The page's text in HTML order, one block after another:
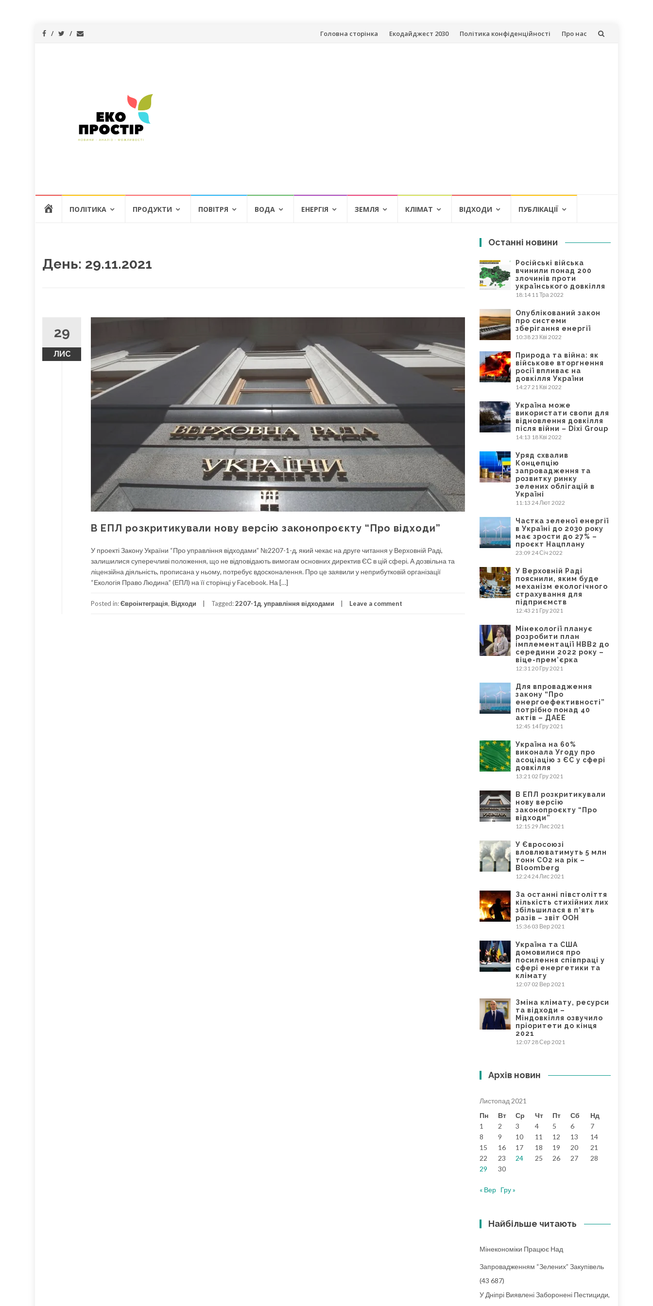
Skip
Головна сторінка Екодайджест 2030 Політика конфіденційності Про нас
А
ПОЛІТИКА ПРОДУКТИ ПОВІТРЯ ВОДА ЕНЕРГІЯ ЗЕМЛЯ КЛІМАТ ВІДХОДИ ПУБЛІКАЦІЇ
День: 29.11.2021
29
ЛИС
В ЕПЛ розкритикували нову версію законопроєкту “Про відходи”
У проекті Закону України “Про управління відходами” №2207-1-д, який чекає на друге читання у Верховній Раді,
залишилися суперечливі положення, що не відповідають вимогам основних директив ЄС в цій сфері. А дозвільна та
ліцензійна діяльність, прописана у ньому, потребує вдосконалення. Про це заявили у неприбутковій організації
“Екологія Право Людина” (ЕПЛ) на її сторінці у Facebook. На […]
Posted in:Євроінтеграція, Відходи Tagged:2207-1д, управління відходами Leave a comment
Останні новини
Російські війська
вчинили понад 200
злочинів проти
українського довкілля
18:14 11 Тра 2022
Опублікований закон
про системи
зберігання енергії
10:3823 Кві 2022
Природа та війна: як
військове вторгнення
росії впливає на
довкілля України
14:2721 Кві 2022
Україна може
використати свопи для
відновлення довкілля
після війни – Dixi Group
14:13 18 Кві 2022
Уряд схвалив
Концепцію
запровадження та
розвитку ринку
зелених облігацій в
Україні
11:13 24 Лют 2022
Частка зеленої енергії
в Україні до 2030 року
має зрости до 27% –
проєкт Нацплану
23:09 24 Січ 2022
У Верховній Раді
пояснили, яким буде
механізм екологічного
страхування для
підприємств
12:43 21 Гру 2021
Мінекології планує
розробити план
імплементації НВВ2 до
середини 2022 року –
віце-прем’єрка
12:3120 Гру 2021
Для впровадження
закону “Про
енергоефективності”
потрібно понад 40
актів – ДАЕЕ
12:45 14 Гру 2021
Україна на 60%
виконала Угоду про
асоціацію з ЄС у сфері
довкілля
13:21 02 Гру 2021
В ЕПЛ розкритикували
нову версію
законопроєкту “Про
відходи”
12:15 29 Лис 2021
У Євросоюзі
вловлюватимуть 5 млн
тонн CO2 на рік –
Bloomberg
12:2424 Лис 2021
За останні півстоліття
кількість стихійних лих
збільшилася в п’ять
разів – звіт ООН
15:36 03 Вер 2021
Україна та США
домовилися про
посилення співпраці у
сфері енергетики та
клімату
12:07 02 Вер 2021
Зміна клімату, ресурси
та відходи –
Міндовкілля озвучило
пріоритети до кінця
2021
12:0728 Сер 2021
Архів новин
Листопад 2021
Пн
Вт Ср Чт Пт Сб
Нд
1
2 3 4 5 6
7
8
9 10 11 12 13
14
15
16 17 18 19 20
21
22
23 24 25 26 27
28
29
30
« Вер Гру »
Найбільше читають
Мінекономіки Працює Над
Запровадженням “зелених” Закупівель
(43 687)
У Дніпрі Виявлені Заборонені Пестициди,